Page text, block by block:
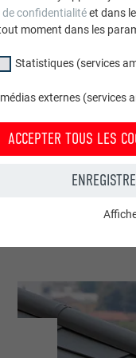
& autres
confidentialitéet dans
moment dans les
Statistiques (services
externes (services
ACCEPTER TOUS LES
PHP
Afficher les
AMÉRICAINS
(services